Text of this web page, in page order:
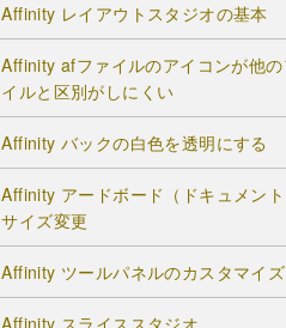
Affinity レイアウトスタジオの基本
Affinity afファイルのアイコンが他の
イルと区別がしにくい
Affinity バックの白色を透明にする
Affinity アードボード（ドキュメン
サイズ変更
Affinity ツールパネルのカスタマイズ
Affinity スライススタジオ